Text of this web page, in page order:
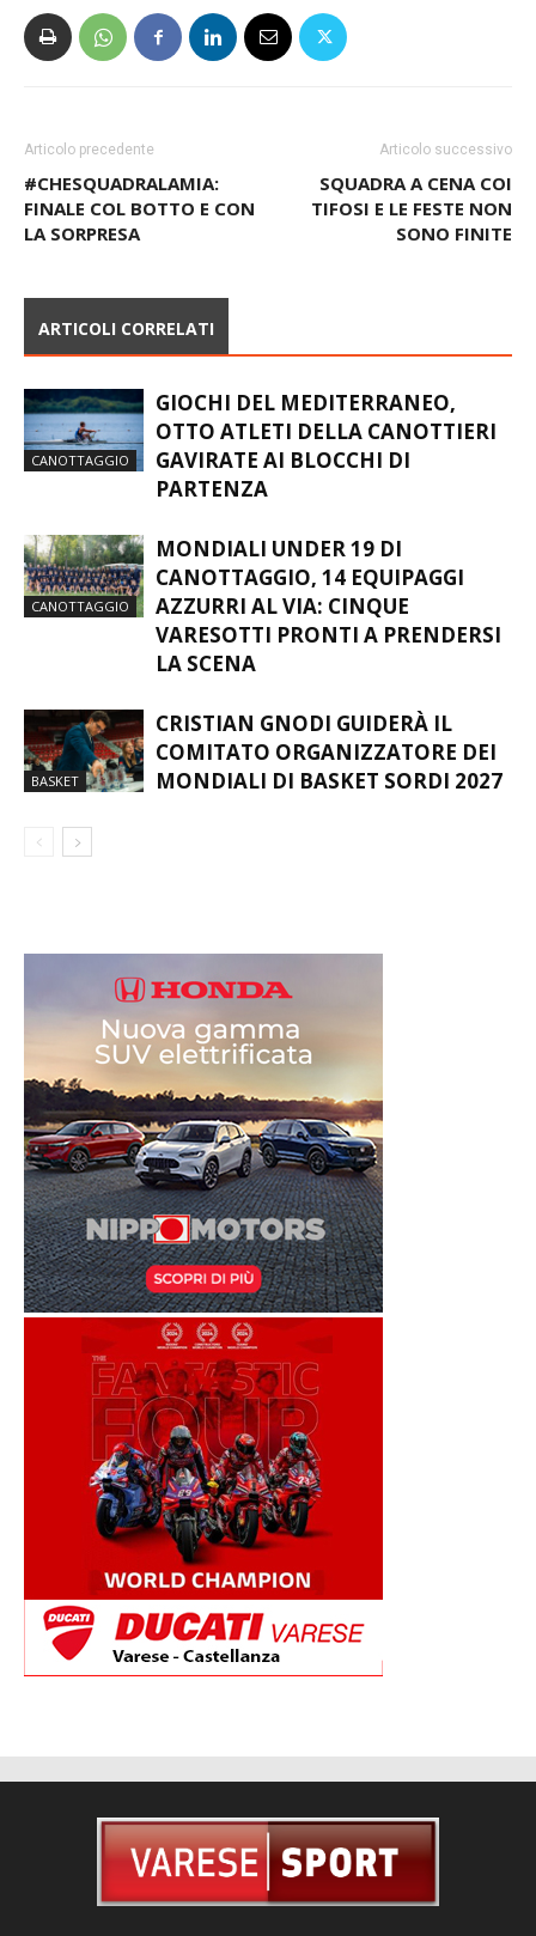
Articolo precedente
#CHESQUADRALAMIA:
FINALE COL BOTTO E CON
LA SORPRESA
Articolo successivo
SQUADRA A CENA COI
TIFOSI E LE FESTE NON
SONO FINITE
ARTICOLI CORRELATI
CANOTTAGGIO
GIOCHI DEL MEDITERRANEO,
OTTO ATLETI DELLA CANOTTIERI
GAVIRATE AI BLOCCHI DI
PARTENZA
CANOTTAGGIO
MONDIALI UNDER 19 DI
CANOTTAGGIO, 14 EQUIPAGGI
AZZURRI AL VIA: CINQUE
VARESOTTI PRONTI A PRENDERSI
LA SCENA
BASKET
CRISTIAN GNODI GUIDERÀ IL
COMITATO ORGANIZZATORE DEI
MONDIALI DI BASKET SORDI 2027